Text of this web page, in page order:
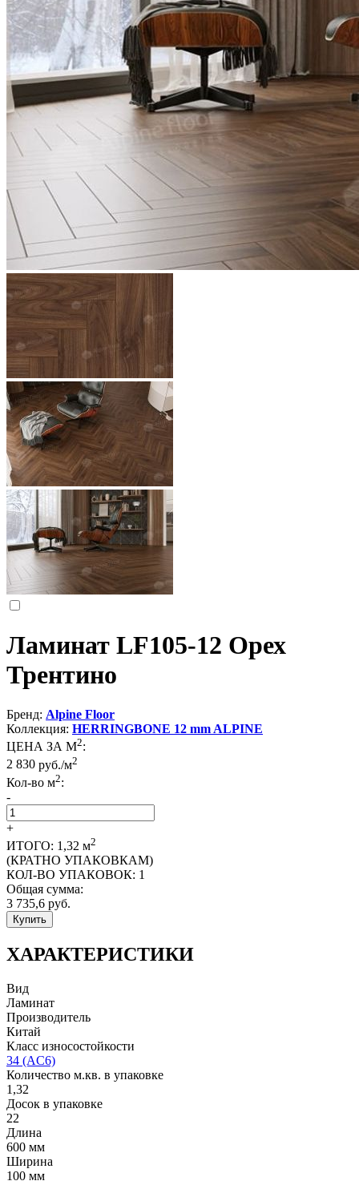
Ламинат LF105-12 Орех
Трентино
Бренд: Alpine Floor
Коллекция: HERRINGBONE 12 mm ALPINE
ЦЕНА ЗА М2:
2 830 руб./м2
Кол-во м2:
-
+
ИТОГО: 1,32 м2
(КРАТНО УПАКОВКАМ)
КОЛ-ВО УПАКОВОК: 1
Общая сумма:
3 735,6 руб.
Купить
ХАРАКТЕРИСТИКИ
Вид
Ламинат
Производитель
Китай
Класс износостойкости
34 (AC6)
Количество м.кв. в упаковке
1,32
Досок в упаковке
22
Длина
600 мм
Ширина
100 мм